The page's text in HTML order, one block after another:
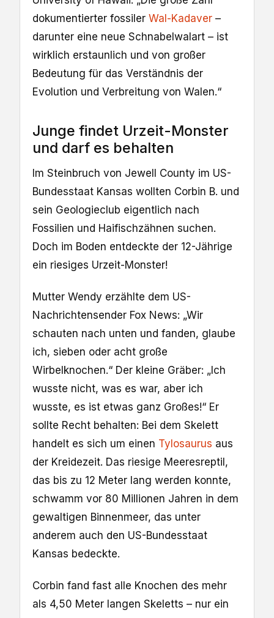
dokumentierter fossiler Wal-Kadaver –
darunter eine neue Schnabelwalart – ist
wirklich erstaunlich und von großer
Bedeutung für das Verständnis der
Evolution und Verbreitung von Walen.“
Junge findet Urzeit-Monster
und darf es behalten
Im Steinbruch von Jewell County im US-
Bundesstaat Kansas wollten Corbin B. und
sein Geologieclub eigentlich nach
Fossilien und Haifischzähnen suchen.
Doch im Boden entdeckte der 12-Jährige
ein riesiges Urzeit-Monster!
Mutter Wendy erzählte dem US-
Nachrichtensender Fox News: „Wir
schauten nach unten und fanden, glaube
ich, sieben oder acht große
Wirbelknochen.“ Der kleine Gräber: „Ich
wusste nicht, was es war, aber ich
wusste, es ist etwas ganz Großes!“ Er
sollte Recht behalten: Bei dem Skelett
handelt es sich um einen Tylosaurus aus
der Kreidezeit. Das riesige Meeresreptil,
das bis zu 12 Meter lang werden konnte,
schwamm vor 80 Millionen Jahren in dem
gewaltigen Binnenmeer, das unter
anderem auch den US-Bundesstaat
Kansas bedeckte.
Corbin fand fast alle Knochen des mehr
als 4,50 Meter langen Skeletts – nur ein